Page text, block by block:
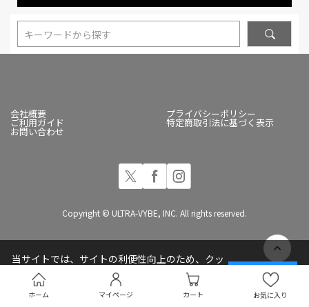
ホーム マイページ カート お気に入り
キーワードから探す
会社概要 プライバシーポリシー
ご利用ガイド 特定商取引法に基づく表示
お問い合わせ
Copyright © ULTRA-VYBE, INC. All rights reserved.
当サイトでは、サイトの利便性向上のため、クッ
キー(Cookie)を使用しています
プライバシーポリシー
承諾する